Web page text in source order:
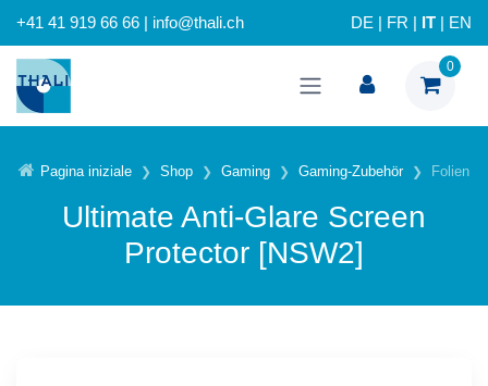
+41 41 919 66 66 | info@thali.ch DE FR IT EN
0
Pagina iniziale Shop Gaming Gaming-Zubehör Folien
Ultimate Anti-Glare Screen
Protector [NSW2]